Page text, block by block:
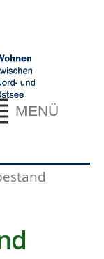
MENÜ